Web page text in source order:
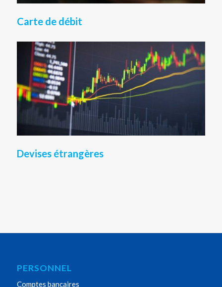
Carte de débit
Devises étrangères
PERSONNEL
Comptes bancaires